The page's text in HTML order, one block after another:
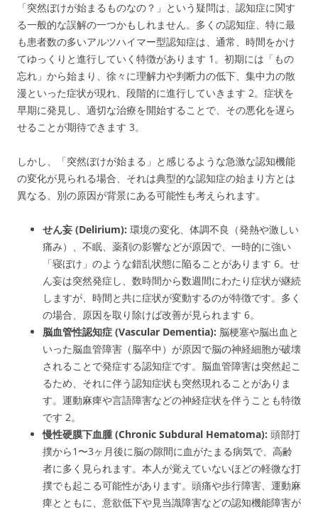
「突然ぼけが始まるものなの？」という疑問は、認知症に関す
る一般的な誤解の一つかもしれません。多くの認知症、特に最
も患者数の多いアルツハイマー型認知症は、通常、時間をかけ
てゆっくりと進行していく特徴があります 1 。初期には「もの
忘れ」から始まり、徐々に理解力や判断力の低下、集中力の散
漫といった症状が現れ、段階的に進行していきます 2。症状を
早期に発見し、適切な治療を開始することで、その悪化を遅ら
せることが期待できます 3。
しかし、「突然ぼけが始まる」と感じるような急激な認知機能
の変化が見られる場合、それは典型的な認知症の始まり方とは
異なる、別の原因が背景にある可能性も考えられます。
せん妄 (Delirium): 環境の変化、体調不良（発熱や激しい
痛み）、不眠、薬剤の影響などが原因で、一時的に強い
「寝ぼけ」のような錯乱状態に陥ることがあります 6。せ
ん妄は突然発症し、数時間から数週間にわたり症状が継続
しますが、時間と共に症状が変動するのが特徴です。多く
の場合、原因を取り除けば改善が見られます 6。
脳血管性認知症 (Vascular Dementia): 脳梗塞や脳出血と
いった脳血管障害（脳卒中）が原因で脳の神経細胞が破壊
されることで発症する認知症です。脳血管障害は突然起こ
るため、それに伴う認知症状も突然現れることがありま
す。運動麻痺や言語障害などの神経症状を伴うことも特徴
です 2。
慢性硬膜下血腫 (Chronic Subdural Hematoma): 頭部打
撲から1〜3ヶ月後に脳の隙間に血がたまる病気で、高齢
者に多く見られます。本人が覚えていないほどの軽微な打
撲でも起こる可能性があります。頭痛や歩行障害、運動麻
痺とともに、意欲低下や見当識障害などの認知機能障害が